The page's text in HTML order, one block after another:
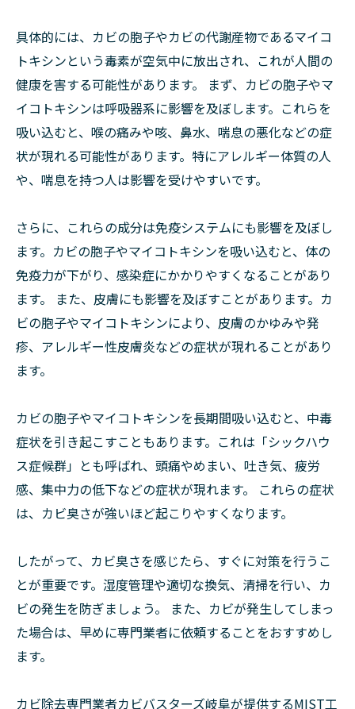
具体的には、カビの胞子やカビの代謝産物であるマイコ
トキシンという毒素が空気中に放出され、これが人間の
健康を害する可能性があります。 まず、カビの胞子やマ
イコトキシンは呼吸器系に影響を及ぼします。これらを
吸い込むと、喉の痛みや咳、鼻水、喘息の悪化などの症
状が現れる可能性があります。特にアレルギー体質の人
や、喘息を持つ人は影響を受けやすいです。
さらに、これらの成分は免疫システムにも影響を及ぼし
ます。カビの胞子やマイコトキシンを吸い込むと、体の
免疫力が下がり、感染症にかかりやすくなることがあり
ます。 また、皮膚にも影響を及ぼすことがあります。カ
ビの胞子やマイコトキシンにより、皮膚のかゆみや発
疹、アレルギー性皮膚炎などの症状が現れることがあり
ます。
カビの胞子やマイコトキシンを長期間吸い込むと、中毒
症状を引き起こすこともあります。これは「シックハウ
ス症候群」とも呼ばれ、頭痛やめまい、吐き気、疲労
感、集中力の低下などの症状が現れます。 これらの症状
は、カビ臭さが強いほど起こりやすくなります。
したがって、カビ臭さを感じたら、すぐに対策を行うこ
とが重要です。湿度管理や適切な換気、清掃を行い、カ
ビの発生を防ぎましょう。 また、カビが発生してしまっ
た場合は、早めに専門業者に依頼することをおすすめし
ます。
カビ除去専門業者カビバスターズ岐阜が提供するMIST工